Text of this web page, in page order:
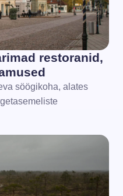
restoranid,
söögikoha, alates